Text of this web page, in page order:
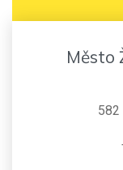
Město
582